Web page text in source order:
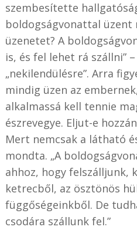
szembesítette
boldogságvonattal
üzenetet? A
is, és fel lehet rá szállni”
„nekilendülésre”. Arra
mindig üzen az
alkalmassá kell tennie
észrevegye. Eljut-e
Mert nemcsak a látható
mondta. „A
ahhoz, hogy felszálljunk,
ketrecből, az ösztönös
függőségeinkből. De
csodára szállunk fel.”